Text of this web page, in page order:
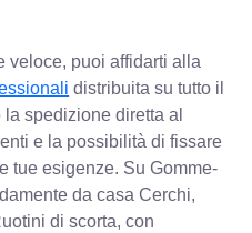
veloce, puoi affidarti alla
distribuita su tutto il
spedizione diretta al
e la possibilità di fissare
tue esigenze. Su Gomme-
da casa Cerchi,
di scorta, con